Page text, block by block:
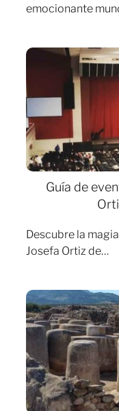
emocionante
Guía de
Descubre la
Josefa Ortiz de…